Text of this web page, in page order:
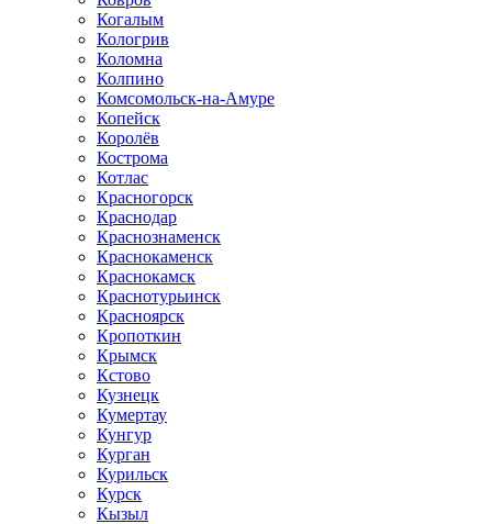
Когалым
Кологрив
Коломна
Колпино
Комсомольск-на-Амуре
Копейск
Королёв
Кострома
Котлас
Красногорск
Краснодар
Краснознаменск
Краснокаменск
Краснокамск
Краснотурьинск
Красноярск
Кропоткин
Крымск
Кстово
Кузнецк
Кумертау
Кунгур
Курган
Курильск
Курск
Кызыл